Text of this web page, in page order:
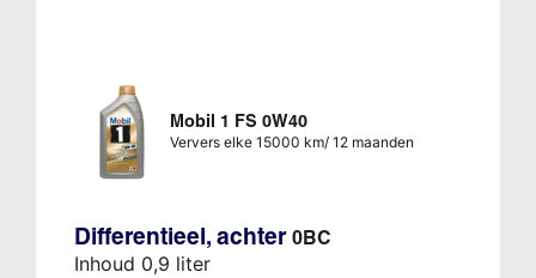
Mobil 1 FS 0W40
Ververs elke 15000 km/ 12 maanden
Differentieel, achter 0BC
Inhoud 0,9 liter